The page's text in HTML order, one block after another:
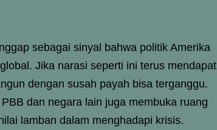
sebagai sinyal bahwa politik Amerika
Jika narasi seperti ini terus mendapat
dengan susah payah bisa terganggu.
dan negara lain juga membuka ruang
lamban dalam menghadapi krisis.